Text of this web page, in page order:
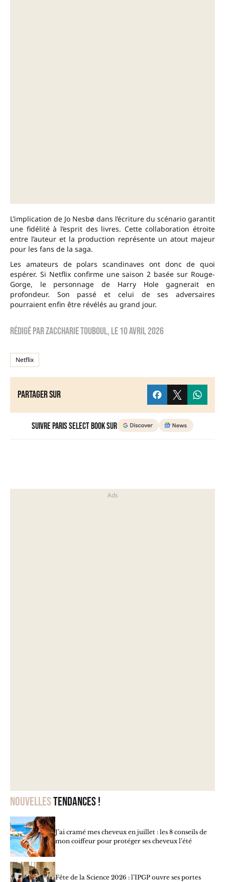
Nouvellestendances !
J’ai cramé mes cheveux en juillet : les 8 conseils de
mon coiffeur pour protéger ses cheveux l’été
Fête de la Science 2026 : l’IPGP ouvre ses portes
L’implication de Jo Nesbø dans l’écriture du scénario garantit
une fidélité à l’esprit des livres. Cette collaboration étroite
entre l’auteur et la production représente un atout majeur
pour les fans de la saga.
Les amateurs de polars scandinaves ont donc de quoi
espérer. Si Netflix confirme une saison 2 basée sur Rouge-
Gorge, le personnage de Harry Hole gagnerait en
profondeur. Son passé et celui de ses adversaires
pourraient enfin être révélés au grand jour.
Rédigé parzaccharie touboul, le10 avril 2026
Netflix
Partager sur
Suivre Paris Select Book sur